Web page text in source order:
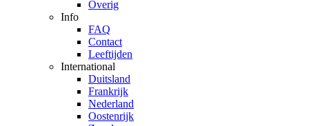
Overig
Info
FAQ
Contact
Leeftijden
International
Duitsland
Frankrijk
Nederland
Oostenrijk